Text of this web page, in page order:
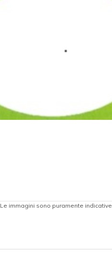
Le immagini sono puramente indicative